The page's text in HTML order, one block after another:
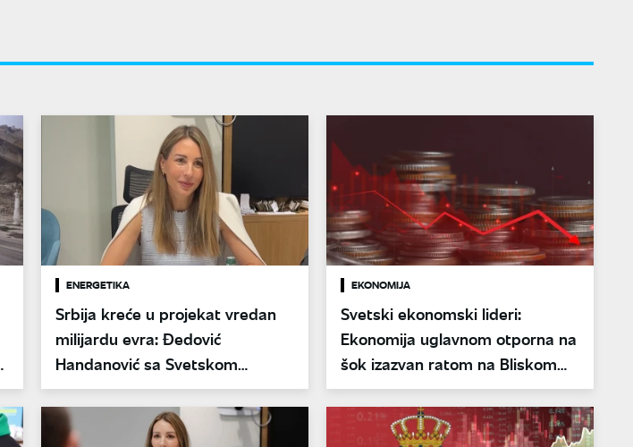
ENERGETIKA
Srbija kreće u projekat vredan
milijardu evra: Đedović
Handanović sa Svetskom
bankom o novom gasnom
programu
EKONOMIJA
Svetski ekonomski lideri:
Ekonomija uglavnom otporna na
šok izazvan ratom na Bliskom
istoku